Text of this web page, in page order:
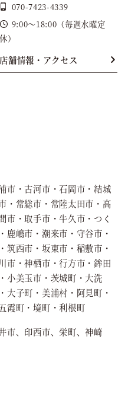
070-7423-4339
9:00～18:00（毎週水曜定
休）
店舗情報・アクセス
市・古河市・石岡市・結城
・常総市・常陸太田市・高
市・取手市・牛久市・つく
鹿嶋市・潮来市・守谷市・
筑西市・坂東市・稲敷市・
市・神栖市・行方市・鉾田
小美玉市・茨城町・大洗
大子町・美浦村・阿見町・
霞町・境町・利根町
市、印西市、栄町、神崎